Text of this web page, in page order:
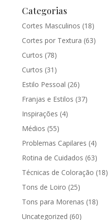
Categorias
Cortes Masculinos (18)
Cortes por Textura (63)
Curtos (78)
Curtos (31)
Estilo Pessoal (26)
Franjas e Estilos (37)
Inspirações (4)
Médios (55)
Problemas Capilares (4)
Rotina de Cuidados (63)
Técnicas de Coloração (18)
Tons de Loiro (25)
Tons para Morenas (18)
Uncategorized (60)